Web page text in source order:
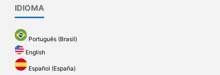
IDIOMA
Português (Brasil)
English
Español (España)